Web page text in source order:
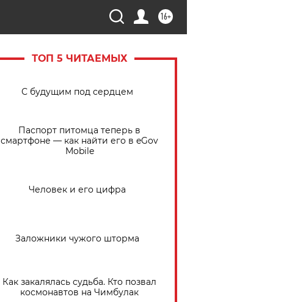
16+
ТОП 5 ЧИТАЕМЫХ
С будущим под сердцем
Паспорт питомца теперь в
смартфоне — как найти его в eGov
Mobile
Человек и его цифра
Заложники чужого шторма
Как закалялась судьба. Кто позвал
космонавтов на Чимбулак